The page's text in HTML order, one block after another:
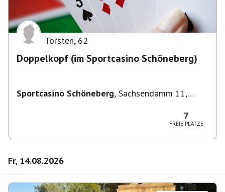
Torsten, 62
Doppelkopf (im Sportcasino Schöneberg)
Sportcasino Schöneberg, Sachsendamm 11,
7
FREIE PLÄTZE
Fr, 14.08.2026